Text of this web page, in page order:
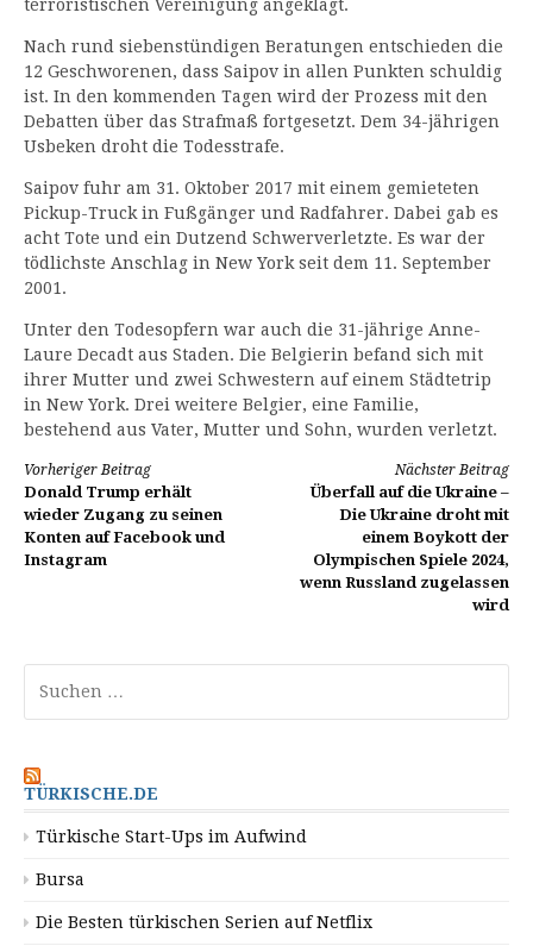
terroristischen Vereinigung angeklagt.
Nach rund siebenstündigen Beratungen entschieden die
12 Geschworenen, dass Saipov in allen Punkten schuldig
ist. In den kommenden Tagen wird der Prozess mit den
Debatten über das Strafmaß fortgesetzt. Dem 34-jährigen
Usbeken droht die Todesstrafe.
Saipov fuhr am 31. Oktober 2017 mit einem gemieteten
Pickup-Truck in Fußgänger und Radfahrer. Dabei gab es
acht Tote und ein Dutzend Schwerverletzte. Es war der
tödlichste Anschlag in New York seit dem 11. September
2001.
Unter den Todesopfern war auch die 31-jährige Anne-
Laure Decadt aus Staden. Die Belgierin befand sich mit
ihrer Mutter und zwei Schwestern auf einem Städtetrip
in New York. Drei weitere Belgier, eine Familie,
bestehend aus Vater, Mutter und Sohn, wurden verletzt.
Weiterlesen
Vorheriger Beitrag
Donald Trump erhält
wieder Zugang zu seinen
Konten auf Facebook und
Instagram
Nächster Beitrag
Überfall auf die Ukraine –
Die Ukraine droht mit
einem Boykott der
Olympischen Spiele 2024,
wenn Russland zugelassen
wird
nach:
TÜRKISCHE.DE
Türkische Start-Ups im Aufwind
Bursa
Die Besten türkischen Serien auf Netflix